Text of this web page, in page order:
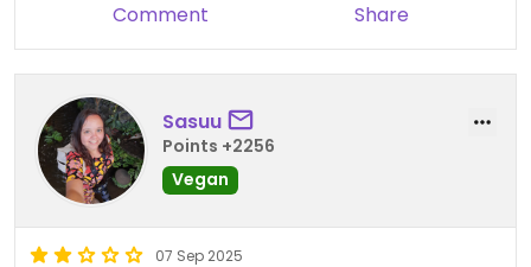
Comment Share
Sasuu
Points +2256
Vegan
07 Sep 2025